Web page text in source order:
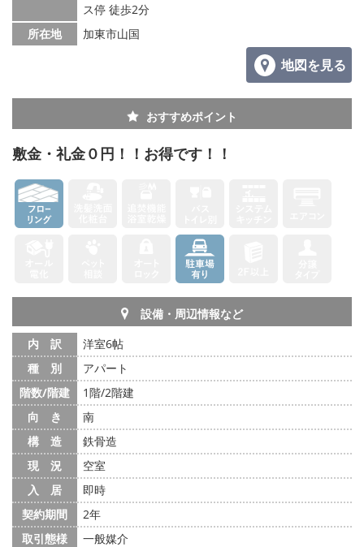
ス停 徒歩2分
所在地
加東市山国
地図を見る
おすすめポイント
敷金・礼金０円！！お得です！！
設備・周辺情報など
内 訳
洋室6帖
種 別
アパート
階数/階建
1階/2階建
向 き
南
構 造
鉄骨造
現 況
空室
入 居
即時
契約期間
2年
取引態様
一般媒介